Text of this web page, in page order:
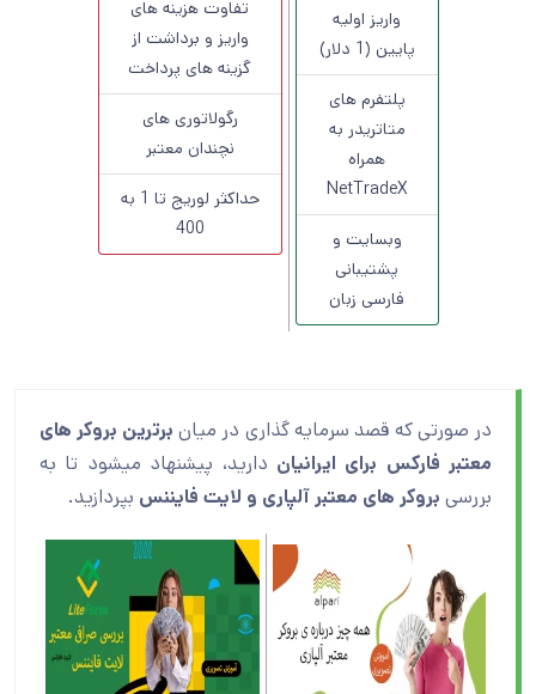
واریز اولیه
پایین (1 دلار)
پلتفرم های
متاتریدر به
همراه
NetTradeX
وبسایت و
پشتیبانی
فارسی زبان
تفاوت هزینه های
واریز و برداشت از
گزینه های پرداخت
رگولاتوری های
نچندان معتبر
حداکثر لوریج تا 1 به
400
در صورتی که قصد سرمایه گذاری در میان برترین بروکر های
معتبر فارکس برای ایرانیان دارید، پیشنهاد میشود تا به
بررسی بروکر های معتبر آلپاری و لایت فایننس بپردازید.